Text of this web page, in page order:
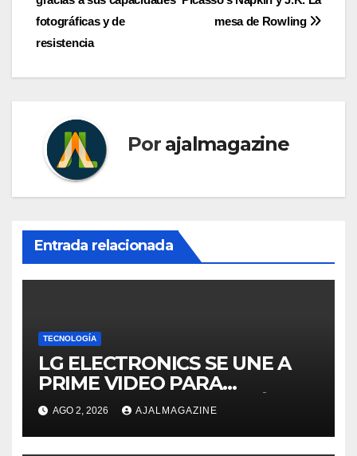
mesa de Rowling
fotográficas y de
resistencia
Por ajalmagazine
Entrada relacionada
TECNOLOGÍA
LG ELECTRONICS SE UNE A
PRIME VIDEO PARA
IMPULSAR EN CASA EL ÉPICO
ESTRENO DE MASTERS OF
THE UNIVERSE
AGO 2, 2026 AJALMAGAZINE